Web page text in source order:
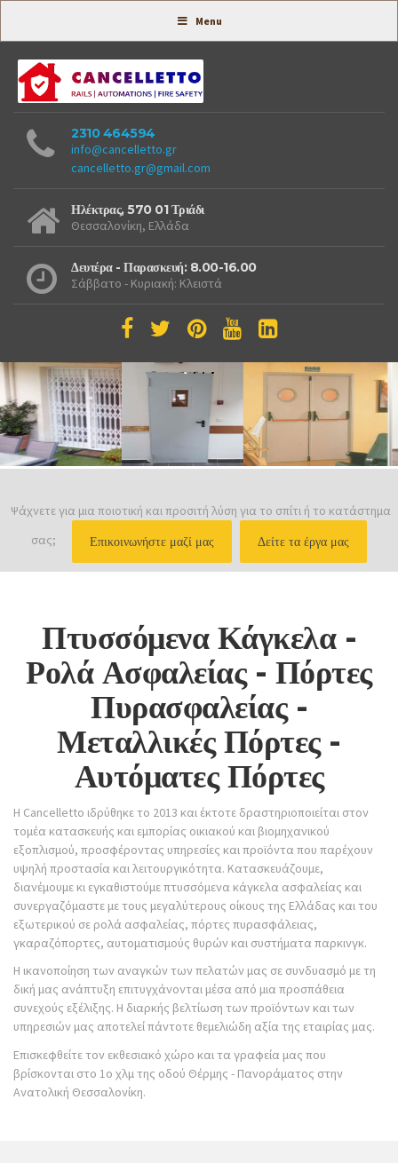
Συστήματα Ασφαλείας -
2310 464594
info@cancelletto.gr
cancelletto.gr@gmail.com
Ηλέκτρας, 570 01 Τριάδι
Θεσσαλονίκη, Ελλάδα
Δευτέρα - Παρασκευή: 8.00-16.00
Σάββατο - Κυριακή: Κλειστά
Ψάχνετε για μια ποιοτική και προσιτή λύση για το σπίτι ή το κατάστημα
σας;
Επικοινωνήστε μαζί μας Δείτε τα έργα μας
Πτυσσόμενα Κάγκελα -
Ρολά Ασφαλείας - Πόρτες
Πυρασφαλείας -
Μεταλλικές Πόρτες -
Αυτόματες Πόρτες
Η Cancelletto ιδρύθηκε το 2013 και έκτοτε δραστηριοποιείται στον
τομέα κατασκευής και εμπορίας οικιακού και βιομηχανικού
εξοπλισμού, προσφέροντας υπηρεσίες και προϊόντα που παρέχουν
υψηλή προστασία και λειτουργικότητα. Κατασκευάζουμε,
διανέμουμε κι εγκαθιστούμε πτυσσόμενα κάγκελα ασφαλείας και
συνεργαζόμαστε με τους μεγαλύτερους οίκους της Ελλάδας και του
εξωτερικού σε ρολά ασφαλείας, πόρτες πυρασφάλειας,
γκαραζόπορτες, αυτοματισμούς θυρών και συστήματα παρκινγκ.
Η ικανοποίηση των αναγκών των πελατών μας σε συνδυασμό με τη
δική μας ανάπτυξη επιτυγχάνονται μέσα από μια προσπάθεια
συνεχούς εξέλιξης. Η διαρκής βελτίωση των προϊόντων και των
υπηρεσιών μας αποτελεί πάντοτε θεμελιώδη αξία της εταιρίας μας.
Επισκεφθείτε τον εκθεσιακό χώρο και τα γραφεία μας που
βρίσκονται στο 1ο χλμ της οδού Θέρμης - Πανοράματος στην
Ανατολική Θεσσαλονίκη.
Menu